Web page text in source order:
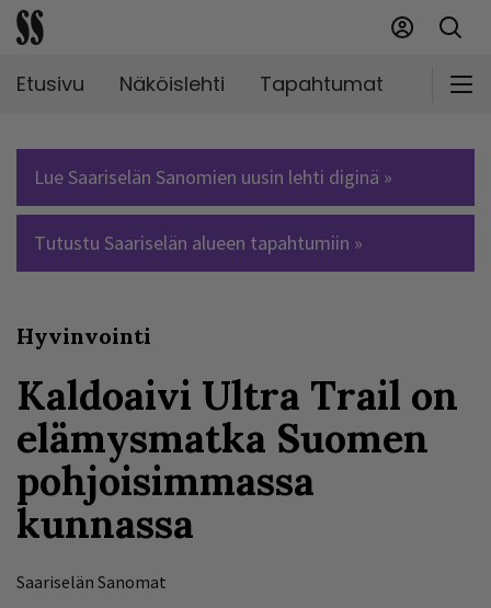
Etusivu Näköislehti Tapahtumat
Lue Saariselän Sanomien uusin lehti diginä »
Tutustu Saariselän alueen tapahtumiin »
Hyvinvointi
Kaldoaivi Ultra Trail on
elämysmatka Suomen
pohjoisimmassa
kunnassa
Saariselän Sanomat